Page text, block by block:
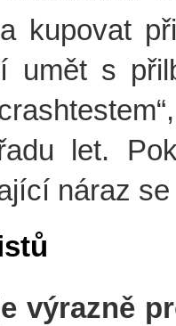
kupovat
umět s
let.
náraz
výrazně